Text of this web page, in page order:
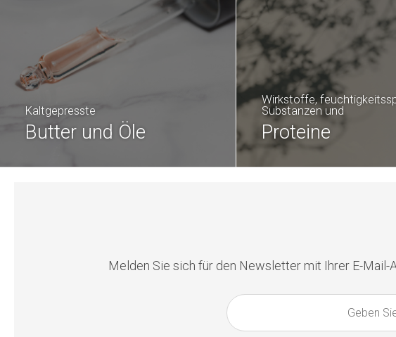
Kaltgepresste
Butter und Öle
Wirkstoffe,
Substanzen und
Proteine
Melden Sie sich für den Newsletter mit Ihrer E-Mail-